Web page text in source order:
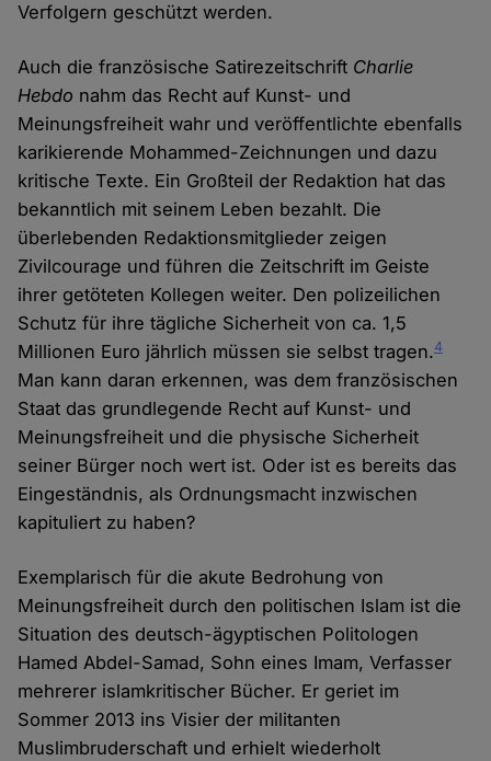
Verfolgern geschützt werden.
Auch die französische Satirezeitschrift Charlie
Hebdo nahm das Recht auf Kunst- und
Meinungsfreiheit wahr und veröffentlichte ebenfalls
karikierende Mohammed-Zeichnungen und dazu
kritische Texte. Ein Großteil der Redaktion hat das
bekanntlich mit seinem Leben bezahlt. Die
überlebenden Redaktionsmitglieder zeigen
Zivilcourage und führen die Zeitschrift im Geiste
ihrer getöteten Kollegen weiter. Den polizeilichen
Schutz für ihre tägliche Sicherheit von ca. 1,5
Millionen Euro jährlich müssen sie selbst tragen.4
Man kann daran erkennen, was dem französischen
Staat das grundlegende Recht auf Kunst- und
Meinungsfreiheit und die physische Sicherheit
seiner Bürger noch wert ist. Oder ist es bereits das
Eingeständnis, als Ordnungsmacht inzwischen
kapituliert zu haben?
Exemplarisch für die akute Bedrohung von
Meinungsfreiheit durch den politischen Islam ist die
Situation des deutsch-ägyptischen Politologen
Hamed Abdel-Samad, Sohn eines Imam, Verfasser
mehrerer islamkritischer Bücher. Er geriet im
Sommer 2013 ins Visier der militanten
Muslimbruderschaft und erhielt wiederholt